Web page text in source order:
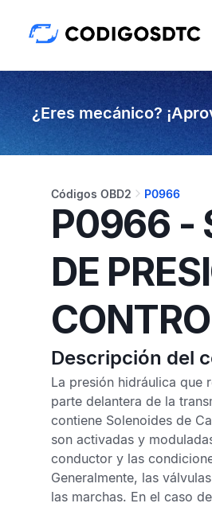
¿Eres mecánico?
Códigos OBD2 P0966
P0966 -
DE
Descripción del
La presión hidráulica que
parte delantera de la
contiene Solenoides de
son activadas y
conductor y las
Generalmente, las
las marchas. En el caso